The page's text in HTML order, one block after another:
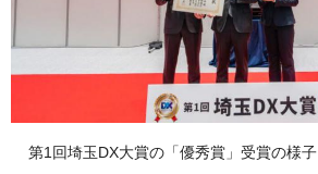
第1回埼玉DX大賞の「優秀賞」受賞の様子